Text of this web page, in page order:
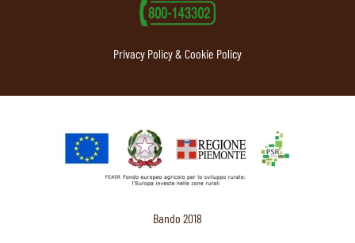
Privacy Policy & Cookie Policy
Bando 2018